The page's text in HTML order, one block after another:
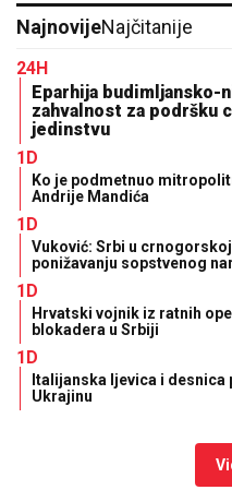
NajnovijeNajčitanije
24H
Eparhija budimljansko-
zahvalnost za podršku
jedinstvu
1D
Ko je podmetnuo
Andrije Mandića
1D
Vuković: Srbi u
ponižavanju sopstvenog
1D
Hrvatski vojnik iz ratnih
blokadera u Srbiji
1D
Italijanska ljevica i desnica
Ukrajinu